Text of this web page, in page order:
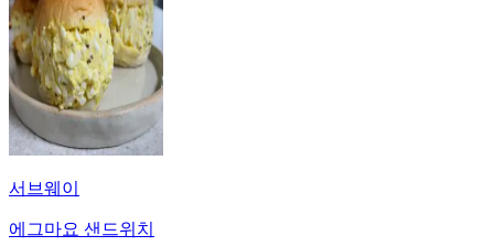
서브웨이
에그마요 샌드위치